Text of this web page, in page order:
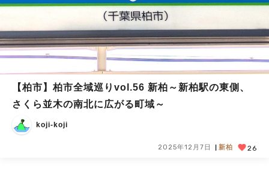
【柏市】柏市全域巡りvol.56 新柏～新柏駅の東側、
さくら並木の南北に広がる町域～
koji-koji
2025年12月7日 新柏 26